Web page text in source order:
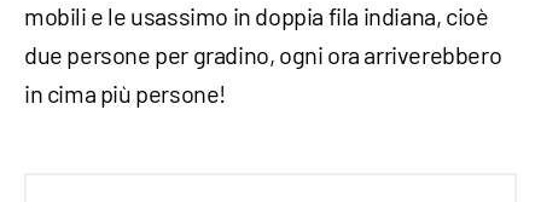
mobili e le usassimo in doppia fila indiana, cioè
due persone per gradino, ogni ora arriverebbero
in cima più persone!